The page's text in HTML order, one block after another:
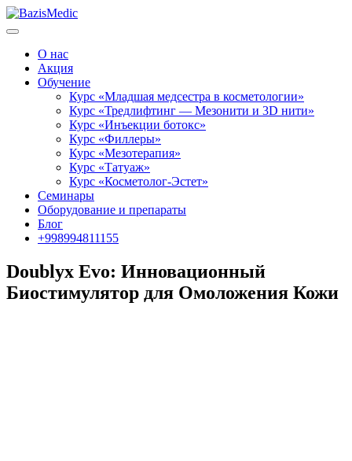
О нас
Акция
Обучение
Курс «Младшая медсестра в косметологии»
Курс «Тредлифтинг — Мезонити и 3D нити»
Курс «Инъекции ботокс»
Курс «Филлеры»
Курс «Мезотерапия»
Курс «Татуаж»
Курс «Косметолог-Эстет»
Семинары
Оборудование и препараты
Блог
+998994811155
Doublyx Evo: Инновационный
Биостимулятор для Омоложения Кожи